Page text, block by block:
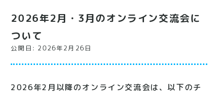
2026年2月・3月のオンライン交流会に
ついて
公開日: 2026年2月26日
2026年2月以降のオンライン交流会は、以下のチ